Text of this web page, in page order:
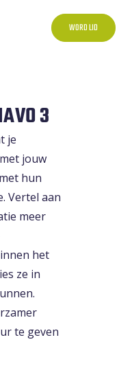
WORD LID
3
je
jouw
hun
Vertel aan
meer
het
ze in
te geven